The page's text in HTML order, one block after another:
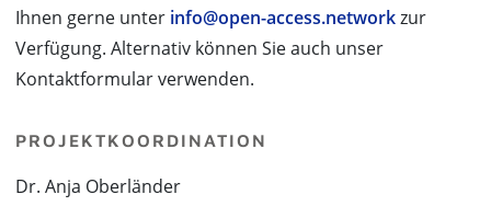
Ihnen gerne unter info@open-access.networkzur
Verfügung. Alternativ können Sie auch unser
Kontaktformular verwenden.
PROJEKTKOORDINATION
Dr. Anja Oberländer